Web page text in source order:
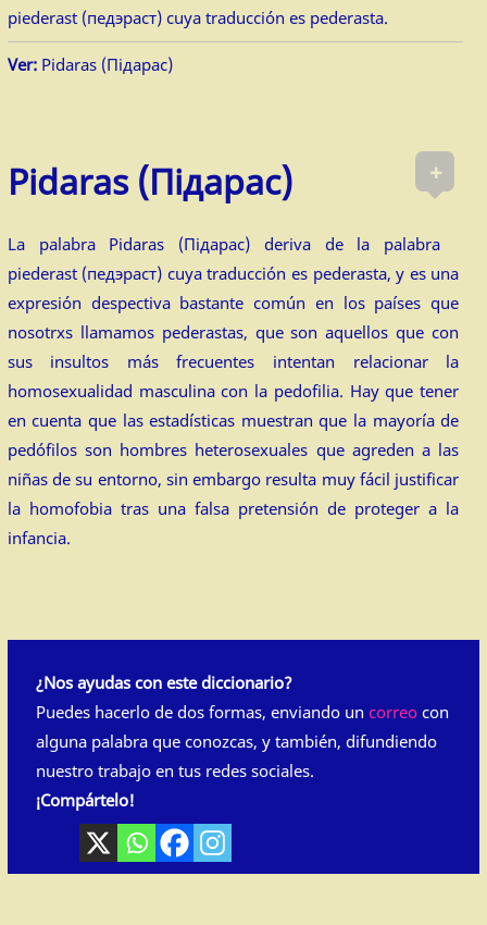
piederast (педэраст) cuya traducción es pederasta.
Ver:Pidaras (Підарас)
+
Pidaras (Підарас)
La palabra Pidaras (Підарас) deriva de la palabra
piederast (педэраст) cuya traducción es pederasta, y es una
expresión despectiva bastante común en los países que
nosotrxs llamamos pederastas, que son aquellos que con
sus insultos más frecuentes intentan relacionar la
homosexualidad masculina con la pedofilia. Hay que tener
en cuenta que las estadísticas muestran que la mayoría de
pedófilos son hombres heterosexuales que agreden a las
niñas de su entorno, sin embargo resulta muy fácil justificar
la homofobia tras una falsa pretensión de proteger a la
infancia.
¿Nos ayudas con este diccionario?
Puedes hacerlo de dos formas, enviando un correocon
alguna palabra que conozcas, y también, difundiendo
nuestro trabajo en tus redes sociales.
¡Compártelo!